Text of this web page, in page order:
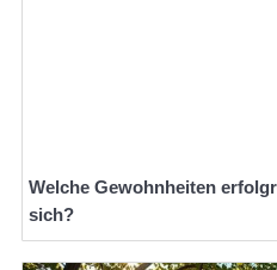
Welche Gewohnheiten
sich?